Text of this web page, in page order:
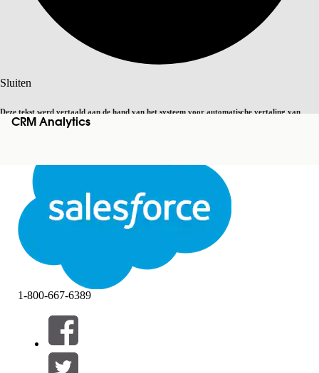
Sluiten
Deze tekst werd vertaald aan de hand van het systeem voor automatische vertaling van
Salesforce. U vindthiermeer details.
Sluiten Sluiten
CRM Analytics
Zoeken
Filters (0)
FILTERS SELECTEREN
1-800-667-6389